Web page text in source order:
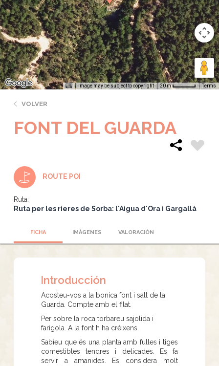
Image may be subject to copyright 20 m Terms
VOLVER
FONT DEL GUARDA
ROUTE POI
Ruta:
Ruta per les rieres de Sorba: l'Aigua d'Ora i Gargallà
FICHA IMÁGENES VALORACIÓN
Introducción
Acosteu-vos a la bonica font i salt de la
Guarda. Compte amb el filat.
Per sobre la roca torbareu sajolida i
farigola. A la font h ha créixens.
Sabíeu que és una planta amb fulles i tiges
comestibles tendres i delicades. Es fa
servir a amanides. Es considera molt